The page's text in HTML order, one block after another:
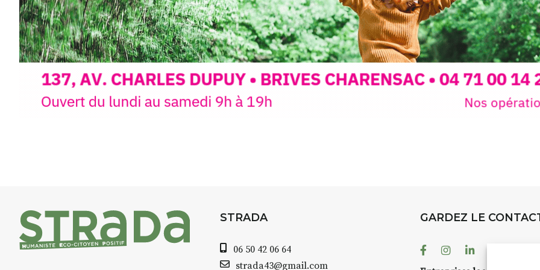
minutes du Puy-en-Velay.
Pendant3 jours, vous apprendrez à capturer
l’instant :
aquarelle, encre, ou contenu hybride.
Et si le temps se gâte : un atelier abrité
permettra de continuer à créer.
À partir de 90€/jour(soit 270€ les 3 jours
STRADA
06 50 42 06 64
strada43@gmail.com
GARDEZ LE
FacebookInstagramLinkedin